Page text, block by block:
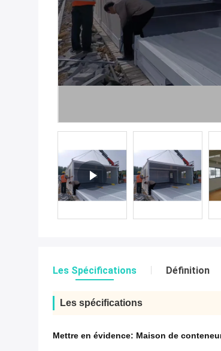
Les Spécifications Définition
Les spécifications
Mettre en évidence: Maison de